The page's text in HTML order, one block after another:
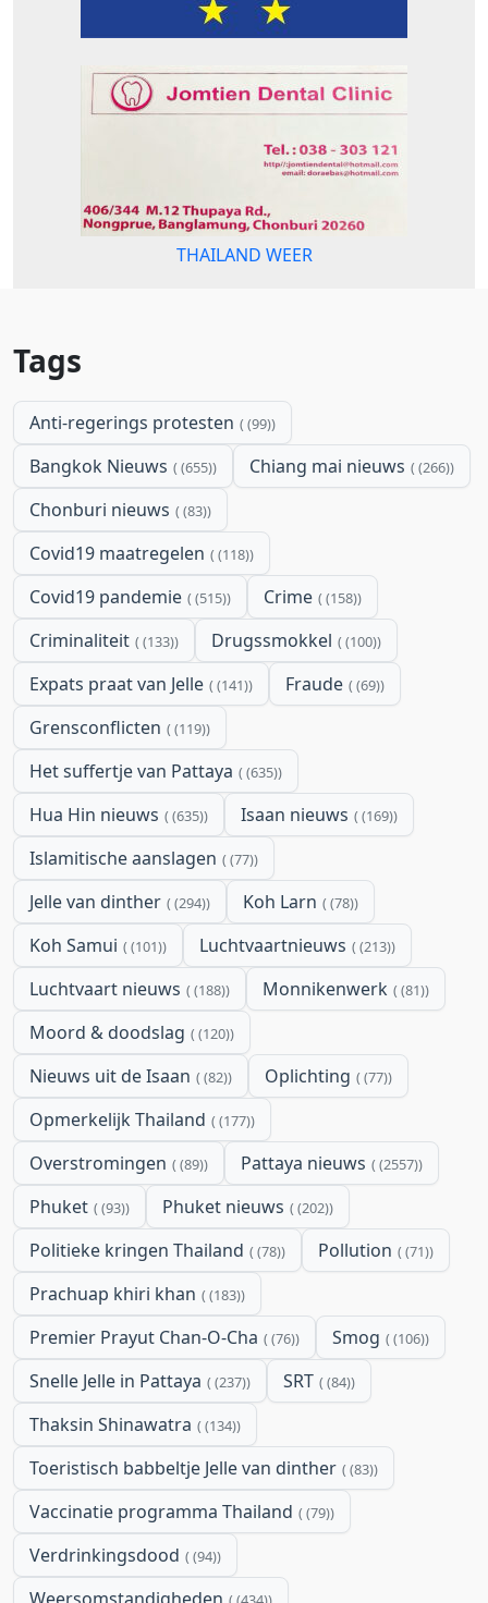
THAILAND WEER
Tags
Anti-regerings protesten (99)
Bangkok Nieuws (655) Chiang mai nieuws (266)
Chonburi nieuws (83)
Covid19 maatregelen (118)
Covid19 pandemie (515) Crime (158)
Criminaliteit (133) Drugssmokkel (100)
Expats praat van Jelle (141) Fraude (69)
Grensconflicten (119)
Het suffertje van Pattaya (635)
Hua Hin nieuws (635) Isaan nieuws (169)
Islamitische aanslagen (77)
Jelle van dinther (294) Koh Larn (78)
Koh Samui (101) Luchtvaartnieuws (213)
Luchtvaart nieuws (188) Monnikenwerk (81)
Moord & doodslag (120)
Nieuws uit de Isaan (82) Oplichting (77)
Opmerkelijk Thailand (177)
Overstromingen (89) Pattaya nieuws (2557)
Phuket (93) Phuket nieuws (202)
Politieke kringen Thailand (78) Pollution (71)
Prachuap khiri khan (183)
Premier Prayut Chan-O-Cha (76) Smog (106)
Snelle Jelle in Pattaya (237) SRT (84)
Thaksin Shinawatra (134)
Toeristisch babbeltje Jelle van dinther (83)
Vaccinatie programma Thailand (79)
Verdrinkingsdood (94)